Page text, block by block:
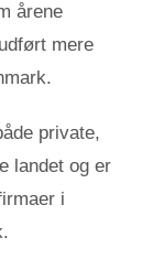
årene
mere
private,
landet og er
i